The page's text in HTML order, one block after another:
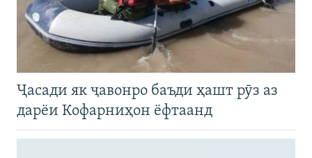
Ҷасади як ҷавонро баъди ҳашт рӯз аз
дарёи Кофарниҳон ёфтаанд